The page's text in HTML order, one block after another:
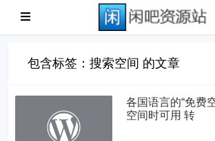
包含标签：搜索空间 的文章
各国语言的“免费
空间时可用 转